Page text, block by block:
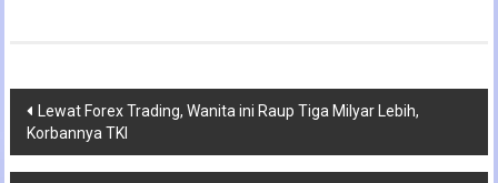
Navigasi
pos
Lewat Forex Trading, Wanita ini Raup Tiga Milyar Lebih,
Korbannya TKI